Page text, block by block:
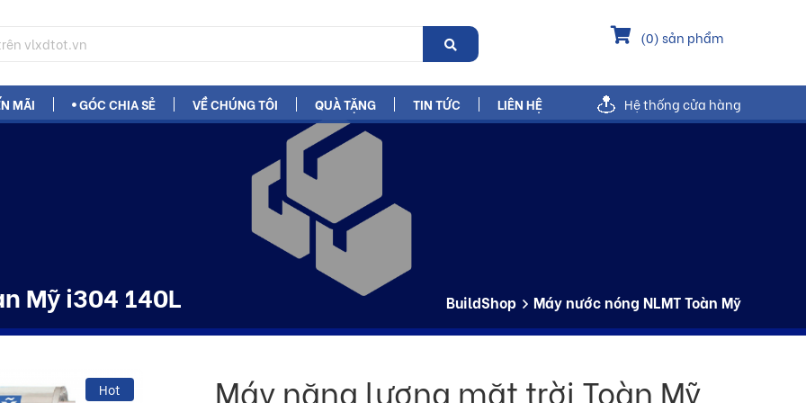
(0) sản phẩm
MÃI GÓC CHIA SẺ VỀ CHÚNG TÔI QUÀ TẶNG TIN TỨC LIÊN HỆ Hệ thống cửa hàng
Mỹ i304 140L BuildShop Máy nước nóng NLMT Toàn Mỹ
Hot
Máy năng lượng mặt trời Toàn Mỹ